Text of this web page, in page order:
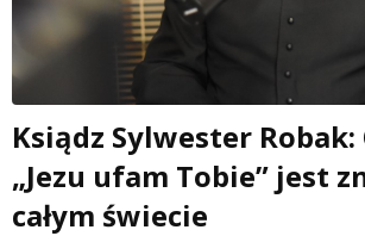
Ksiądz Sylwester Robak:
„Jezu ufam Tobie” jest
całym świecie